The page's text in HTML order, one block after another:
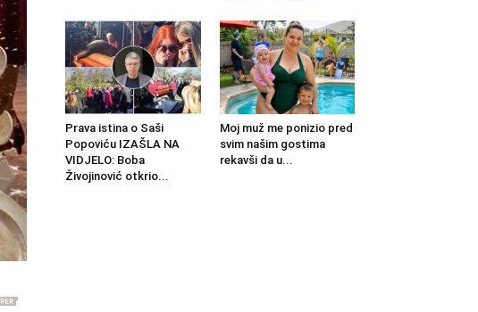
Prava istina o Saši
Popoviću IZAŠLA NA
VIDJELO: Boba
Živojinović otkrio...
Moj muž me ponizio pred
svim našim gostima
rekavši da u...